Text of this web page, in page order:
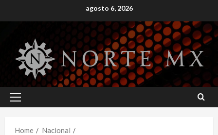
to
agosto 6, 2026
Primary
Home
Nacional